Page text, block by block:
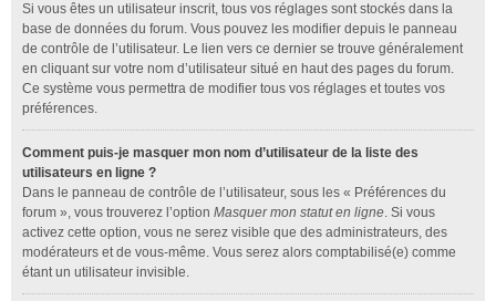
Si vous êtes un utilisateur inscrit, tous vos réglages sont stockés dans la
base de données du forum. Vous pouvez les modifier depuis le panneau
de contrôle de l’utilisateur. Le lien vers ce dernier se trouve généralement
en cliquant sur votre nom d’utilisateur situé en haut des pages du forum.
Ce système vous permettra de modifier tous vos réglages et toutes vos
préférences.
Comment puis-je masquer mon nom d’utilisateur de la liste des
utilisateurs en ligne ?
Dans le panneau de contrôle de l’utilisateur, sous les « Préférences du
forum », vous trouverez l’option Masquer mon statut en ligne. Si vous
activez cette option, vous ne serez visible que des administrateurs, des
modérateurs et de vous-même. Vous serez alors comptabilisé(e) comme
étant un utilisateur invisible.